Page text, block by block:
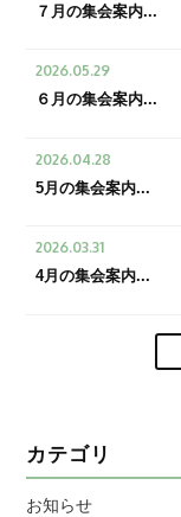
７月の集会案内...
2026.05.29
６月の集会案内...
2026.04.28
5月の集会案内...
2026.03.31
4月の集会案内...
カテゴリ
お知らせ